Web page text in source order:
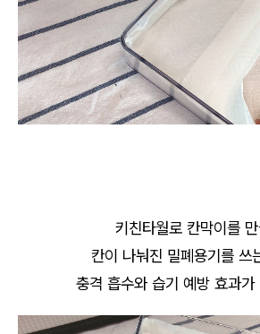
키친타월로 칸막이를
칸이 나눠진 밀폐용기를 쓰
충격 흡수와 습기 예방 효과가